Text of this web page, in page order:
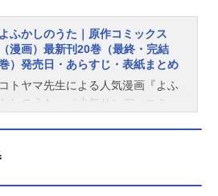
よふかしのうた｜原作コミックス
（漫画）最新刊20巻（最終・完結
）発売日・あらすじ・表紙まとめ
コトヤマ先生による人気漫画『よふ
かしのうた』（少年サンデーコミッ
紙などの情報をご紹介していま